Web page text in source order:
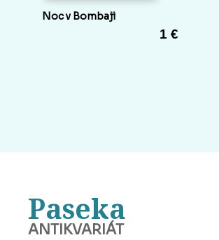
Noc v Bombaji
1 €
Paseka
ANTIKVARIÁT